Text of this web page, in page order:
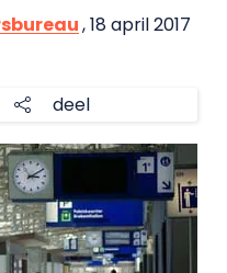
, 18 april 2017
deel